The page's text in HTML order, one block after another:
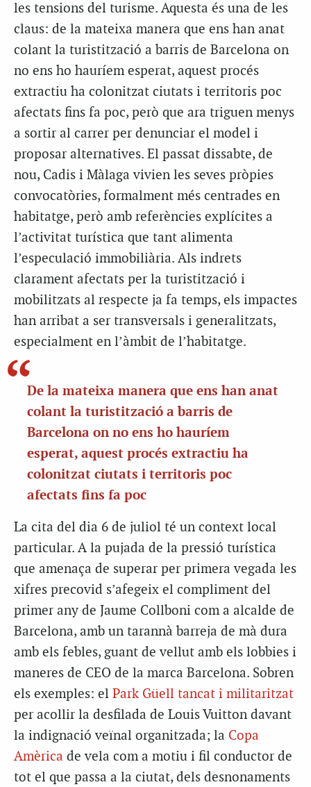
les tensions del turisme. Aquesta és una de les
claus: de la mateixa manera que ens han anat
colant la turistització a barris de Barcelona on
no ens ho hauríem esperat, aquest procés
extractiu ha colonitzat ciutats i territoris poc
afectats fins fa poc, però que ara triguen menys
a sortir al carrer per denunciar el model i
proposar alternatives. El passat dissabte, de
nou, Cadis i Màlaga vivien les seves pròpies
convocatòries, formalment més centrades en
habitatge, però amb referències explícites a
l’activitat turística que tant alimenta
l’especulació immobiliària. Als indrets
clarament afectats per la turistització i
mobilitzats al respecte ja fa temps, els impactes
han arribat a ser transversals i generalitzats,
especialment en l’àmbit de l’habitatge.
De la mateixa manera que ens han anat
colant la turistització a barris de
Barcelona on no ens ho hauríem
esperat, aquest procés extractiu ha
colonitzat ciutats i territoris poc
afectats fins fa poc
La cita del dia 6 de juliol té un context local
particular. A la pujada de la pressió turística
que amenaça de superar per primera vegada les
xifres precovid s’afegeix el compliment del
primer any de Jaume Collboni com a alcalde de
Barcelona, amb un tarannà barreja de mà dura
amb els febles, guant de vellut amb els lobbies i
maneres de CEO de la marca Barcelona. Sobren
els exemples: el Park Güell tancat i militaritzat
per acollir la desfilada de Louis Vuitton davant
la indignació veïnal organitzada; la Copa
Amèrica de vela com a motiu i fil conductor de
tot el que passa a la ciutat, dels desnonaments